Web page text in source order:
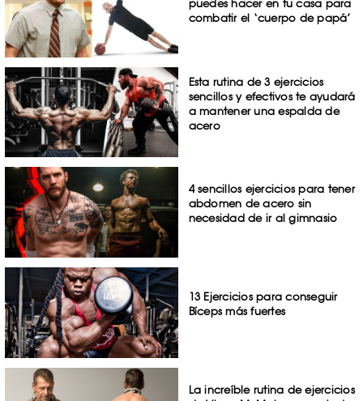
puedes hacer en tu casa para
combatir el ‘cuerpo de papá’
Esta rutina de 3 ejercicios
sencillos y efectivos te ayudará
a mantener una espalda de
acero
4 sencillos ejercicios para tener
abdomen de acero sin
necesidad de ir al gimnasio
13 Ejercicios para conseguir
Bíceps más fuertes
La increíble rutina de ejercicios